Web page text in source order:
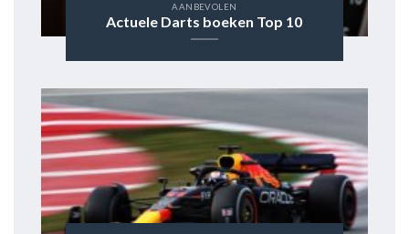
AANBEVOLEN
Actuele Darts boeken Top 10